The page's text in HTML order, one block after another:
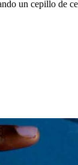
un cepillo de